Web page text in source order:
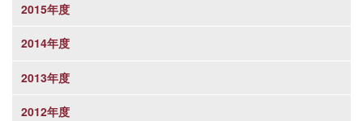
2015年度
2014年度
2013年度
2012年度